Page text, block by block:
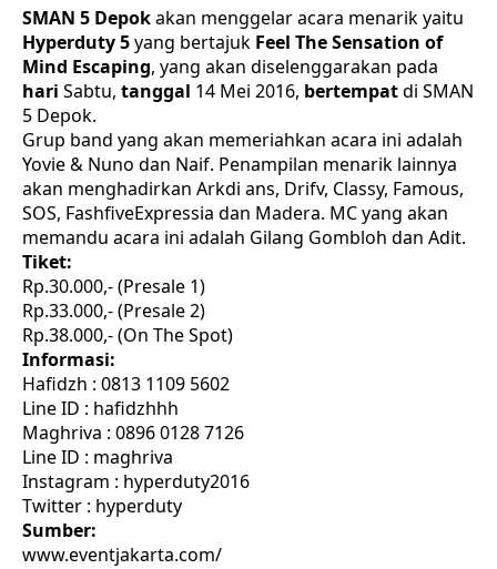
SMAN 5 Depokakan menggelar acara menarik yaitu
Hyperduty 5yang bertajuk Feel The Sensation of
Mind Escaping, yang akan diselenggarakan pada
hari Sabtu, tanggal 14 Mei 2016, bertempatdi SMAN
5 Depok.
Grup band yang akan memeriahkan acara ini adalah
Yovie & Nuno dan Naif. Penampilan menarik lainnya
akan menghadirkan Arkdi ans, Drifv, Classy, Famous,
SOS, FashfiveExpressia dan Madera. MC yang akan
memandu acara ini adalah Gilang Gombloh dan Adit.
Tiket:
Rp.30.000,- (Presale 1)
Rp.33.000,- (Presale 2)
Rp.38.000,- (On The Spot)
Informasi:
Hafidzh : 0813 1109 5602
Line ID : hafidzhhh
Maghriva : 0896 0128 7126
Line ID : maghriva
Instagram : hyperduty2016
Twitter : hyperduty
Sumber:
www.eventjakarta.com/